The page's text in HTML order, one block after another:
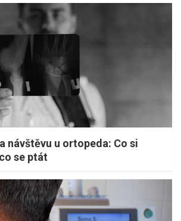
návštěvu u ortopeda: Co si
se ptát